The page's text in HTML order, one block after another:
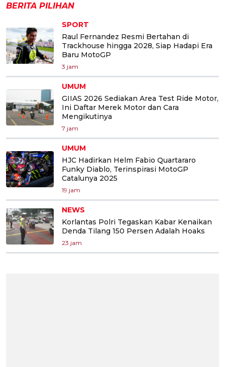
BERITA PILIHAN
SPORT
Raul Fernandez Resmi Bertahan di
Trackhouse hingga 2028, Siap Hadapi Era
Baru MotoGP
3 jam
UMUM
GIIAS 2026 Sediakan Area Test Ride Motor,
Ini Daftar Merek Motor dan Cara
Mengikutinya
7 jam
UMUM
HJC Hadirkan Helm Fabio Quartararo
Funky Diablo, Terinspirasi MotoGP
Catalunya 2025
19 jam
NEWS
Korlantas Polri Tegaskan Kabar Kenaikan
Denda Tilang 150 Persen Adalah Hoaks
23 jam